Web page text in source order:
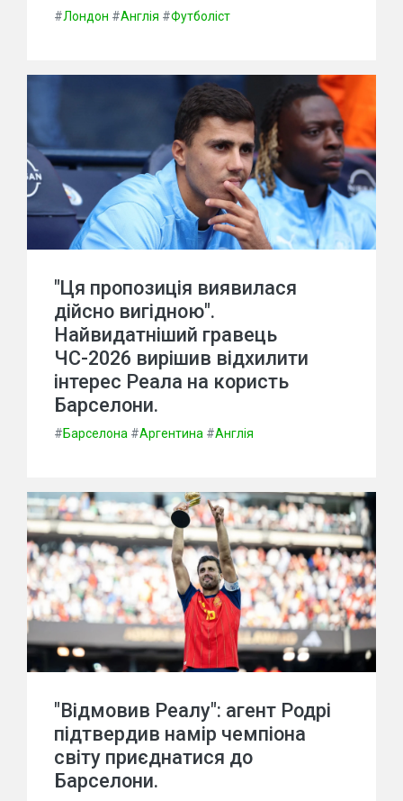
#Лондон #Англія #Футболіст
"Ця пропозиція виявилася
дійсно вигідною".
Найвидатніший гравець
ЧС-2026 вирішив відхилити
інтерес Реала на користь
Барселони.
#Барселона #Аргентина #Англія
"Відмовив Реалу": агент Родрі
підтвердив намір чемпіона
світу приєднатися до
Барселони.